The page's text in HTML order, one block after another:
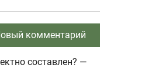
комментарий
составлен? —